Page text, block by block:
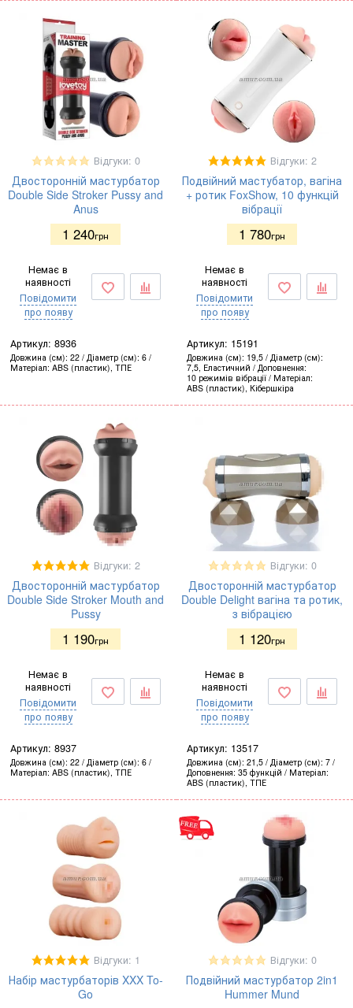
Відгуки: 0
Двосторонній мастурбатор
Double Side Stroker Pussy and
Anus
1 240грн
Немає в
наявності
Повідомити
про появу
Артикул: 8936
Довжина (см) 22 Діаметр (см) 6
Матеріал ABS (пластик), ТПЕ
Відгуки: 2
Подвійний мастубатор, вагіна
+ ротик FoxShow, 10 функцій
вібрації
1 780грн
Немає в
наявності
Повідомити
про появу
Артикул: 15191
Довжина (см) 19,5 Діаметр (см)
7,5, Еластичний
Доповнення
10 режимів вібрації
Матеріал
ABS (пластик), Кібершкіра
Відгуки: 2
Двосторонній мастурбатор
Double Side Stroker Mouth and
Pussy
1 190грн
Немає в
наявності
Повідомити
про появу
Артикул: 8937
Довжина (см) 22 Діаметр (см) 6
Матеріал ABS (пластик), ТПЕ
Відгуки: 0
Двосторонній мастурбатор
Double Delight вагіна та ротик,
з вібрацією
1 120грн
Немає в
наявності
Повідомити
про появу
Артикул: 13517
Довжина (см) 21,5 Діаметр (см) 7
Доповнення 35 функцій
Матеріал
ABS (пластик), ТПЕ
Відгуки: 1
Набір мастурбаторів XXX To-
Go
Відгуки: 0
Подвійний мастурбатор 2in1
Hummer Mund